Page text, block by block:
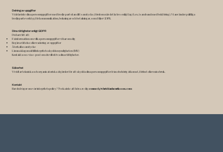
Delning av uppgifter
Vi delar inte dina personuppgifter med tredje part utan ditt samtycke, förutom när det krävs enligt lag (t.ex. i samband med bokföring). Vi använder pålitliga
tredjepartsverktyg för kommunikation, bokningar och betalningar, som följer GDPR.
Dina rättigheter enligt GDPR
Du har rätt att:
Få information om vilka personuppgifter vi har om dig
Begära rättelse eller radering av uppgifter
Återkalla samtycke
Lämna klagomål till Integritetsskyddsmyndigheten (IMY)
Kontakta oss via e-post om du vill utöva dina rättigheter.
Säkerhet
Vi vidtar tekniska och organisatoriska åtgärder för att skydda dina personuppgifter från obehörig åtkomst, förlust eller missbruk.
Kontakt
Har du frågor om vår integritetspolicy? Tveka inte att höra av dig:connect@christianhenriksson.com